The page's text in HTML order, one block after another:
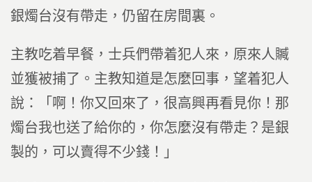
銀燭台沒有帶走，仍留在房間裏。
主教吃着早餐，士兵們帶着犯人來，原來人贓
並獲被捕了。主教知道是怎麼回事，望着犯人
說：「啊！你又回來了，很高興再看見你！那
燭台我也送了給你的，你怎麼沒有帶走？是銀
製的，可以賣得不少錢！」